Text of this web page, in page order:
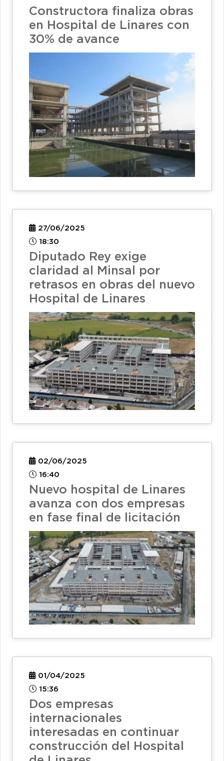
Constructora finaliza obras
en Hospital de Linares con
30% de avance
27/06/2025
18:30
Diputado Rey exige
claridad al Minsal por
retrasos en obras del nuevo
Hospital de Linares
02/06/2025
16:40
Nuevo hospital de Linares
avanza con dos empresas
en fase final de licitación
01/04/2025
15:36
Dos empresas
internacionales
interesadas en continuar
construcción del Hospital